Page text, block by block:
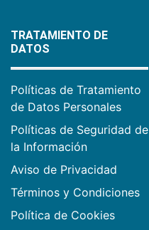
TRATAMIENTO DE
DATOS
Políticas de Tratamiento
de Datos Personales
Políticas de Seguridad de
la Información
Aviso de Privacidad
Términos y Condiciones
Política de Cookies